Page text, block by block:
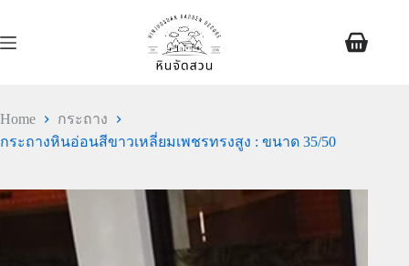
Home
กระถาง
กระถางหินอ่อนสีขาวเหลี่ยมเพชรทรงสูง : ขนาด 35/50